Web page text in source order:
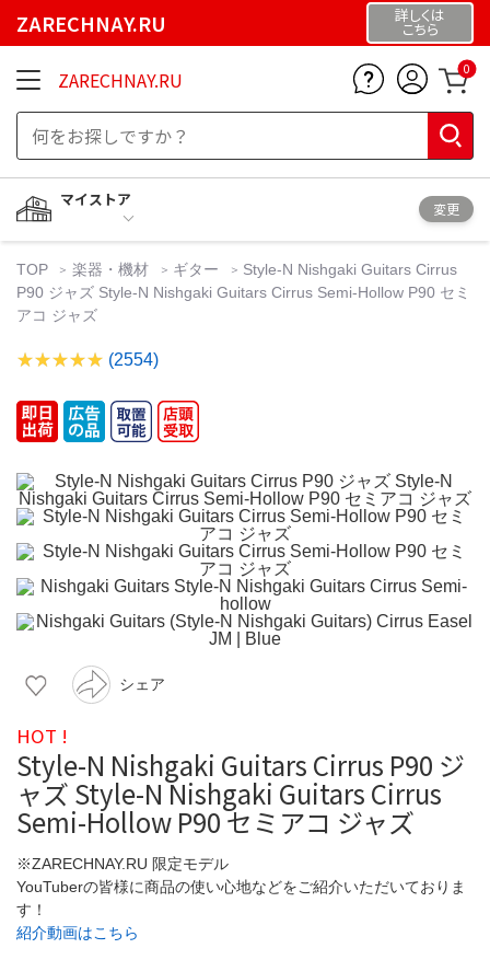
ZARECHNAY.RU 詳しくは
こちら
ZARECHNAY.RU 0
マイストア
変更
TOP 楽器・機材 ギター
Style-N Nishgaki Guitars Cirrus
P90 ジャズ Style-N Nishgaki Guitars Cirrus Semi-Hollow P90 セミ
アコ ジャズ
(2554)
シェア
HOT !
Style-N Nishgaki Guitars Cirrus P90 ジ
ャズ Style-N Nishgaki Guitars Cirrus
Semi-Hollow P90 セミアコ ジャズ
※ZARECHNAY.RU 限定モデル
YouTuberの皆様に商品の使い心地などをご紹介いただいておりま
す！
紹介動画はこちら